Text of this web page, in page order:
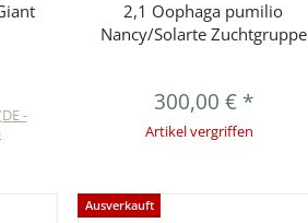
-
2,1 Oophaga pumilio
Nancy/Solarte Zuchtgruppe
300,00 € *
Artikel vergriffen
Ausverkauft